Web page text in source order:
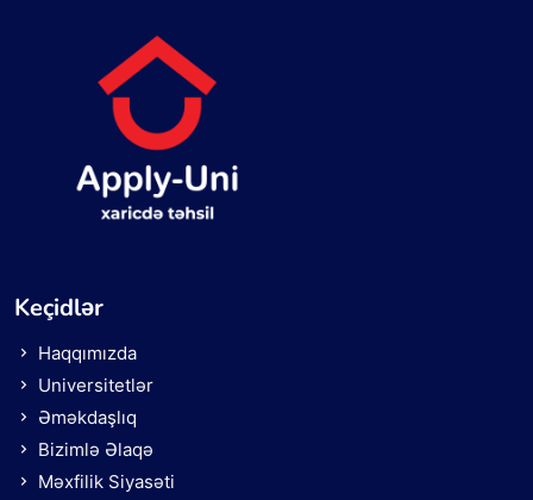
Keçidlər
Haqqımızda
Universitetlər
Əməkdaşlıq
Bizimlə Əlaqə
Məxfilik Siyasəti